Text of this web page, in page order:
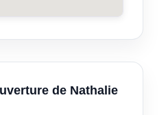
de Nathalie